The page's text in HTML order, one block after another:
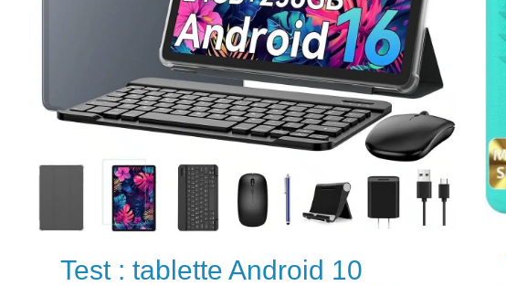
Test : tablette Android 10